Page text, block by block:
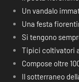
Un vandalo
Una festa
Si tengono
Tipici coltivatori
Compose oltre
Il sotterraneo